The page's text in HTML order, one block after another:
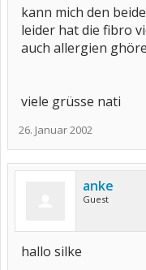
kann mich den
leider hat die fibro
auch allergien
viele grüsse nati
26. Januar 2002
anke
Guest
hallo silke